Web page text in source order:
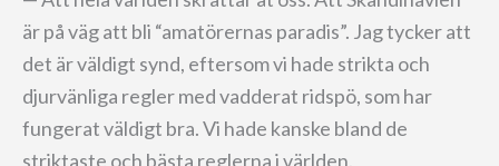
är på väg att bli “amatörernas paradis”. Jag tycker att
det är väldigt synd, eftersom vi hade strikta och
djurvänliga regler med vadderat ridspö, som har
fungerat väldigt bra. Vi hade kanske bland de
striktaste och bästa reglerna i världen.